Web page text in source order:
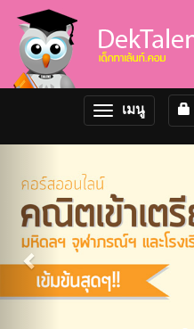
Toggle
navigation
เมนู